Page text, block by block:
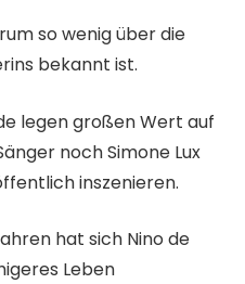
so wenig über die
bekannt ist.
legen großen Wert auf
noch Simone Lux
inszenieren.
hat sich Nino de
Leben